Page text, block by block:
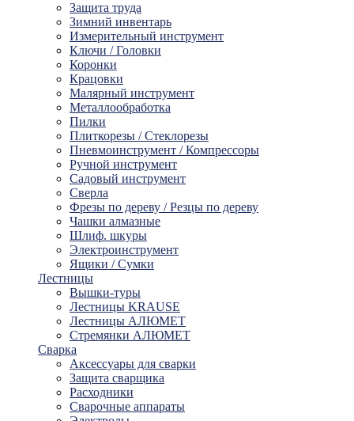
Защита труда
Зимний инвентарь
Измерительный инструмент
Ключи / Головки
Коронки
Крацовки
Малярный инструмент
Металлообработка
Пилки
Плиткорезы / Стеклорезы
Пневмоинструмент / Компрессоры
Ручной инструмент
Садовый инструмент
Сверла
Фрезы по дереву / Резцы по дереву
Чашки алмазные
Шлиф. шкуры
Электроинструмент
Ящики / Сумки
Лестницы
Вышки-туры
Лестницы KRAUSE
Лестницы АЛЮМЕТ
Стремянки АЛЮМЕТ
Сварка
Аксессуары для сварки
Защита сварщика
Расходники
Сварочные аппараты